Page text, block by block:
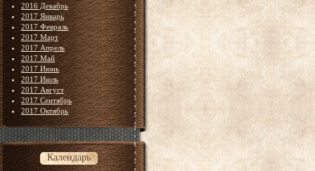
2016 Декабрь
2017 Январь
2017 Февраль
2017 Март
2017 Апрель
2017 Май
2017 Июнь
2017 Июль
2017 Август
2017 Сентябрь
2017 Октябрь
Календарь